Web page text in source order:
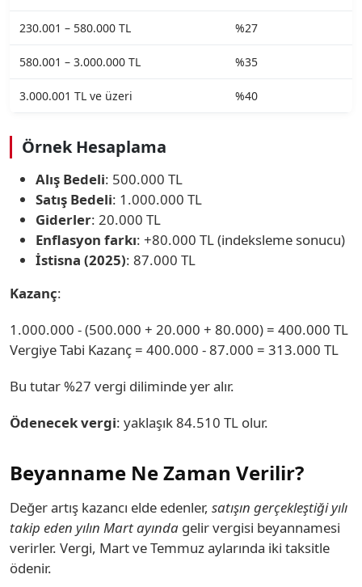
230.001 – 580.000 TL %27
580.001 – 3.000.000 TL %35
3.000.001 TL ve üzeri %40
Örnek Hesaplama
Alış Bedeli: 500.000 TL
Satış Bedeli: 1.000.000 TL
Giderler: 20.000 TL
Enflasyon farkı: +80.000 TL (indeksleme sonucu)
İstisna (2025): 87.000 TL
Kazanç:
1.000.000 - (500.000 + 20.000 + 80.000) = 400.000 TL
Vergiye Tabi Kazanç = 400.000 - 87.000 = 313.000 TL
Bu tutar %27 vergi diliminde yer alır.
Ödenecek vergi: yaklaşık 84.510 TL olur.
Beyanname Ne Zaman Verilir?
Değer artış kazancı elde edenler, satışın gerçekleştiği yılı
takip eden yılın Mart ayında gelir vergisi beyannamesi
verirler. Vergi, Mart ve Temmuz aylarında iki taksitle
ödenir.